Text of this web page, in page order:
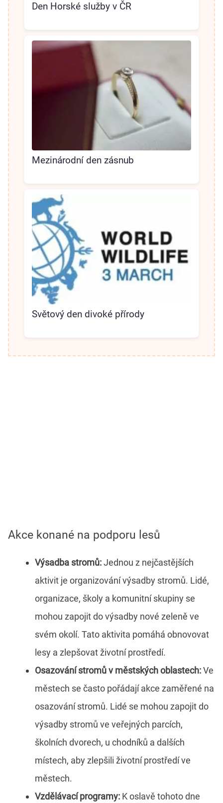
Den Horské služby v ČR
Mezinárodní den zásnub
Světový den divoké přírody
Akce konané na podporu lesů
Výsadba stromů:Jednou z nejčastějších
aktivit je organizování výsadby stromů. Lidé,
organizace, školy a komunitní skupiny se
mohou zapojit do výsadby nové zeleně ve
svém okolí. Tato aktivita pomáhá obnovovat
lesy a zlepšovat životní prostředí.
Osazování stromů v městských oblastech:Ve
městech se často pořádají akce zaměřené na
osazování stromů. Lidé se mohou zapojit do
výsadby stromů ve veřejných parcích,
školních dvorech, u chodníků a dalších
místech, aby zlepšili životní prostředí ve
městech.
Vzdělávací programy: K oslavě tohoto dne